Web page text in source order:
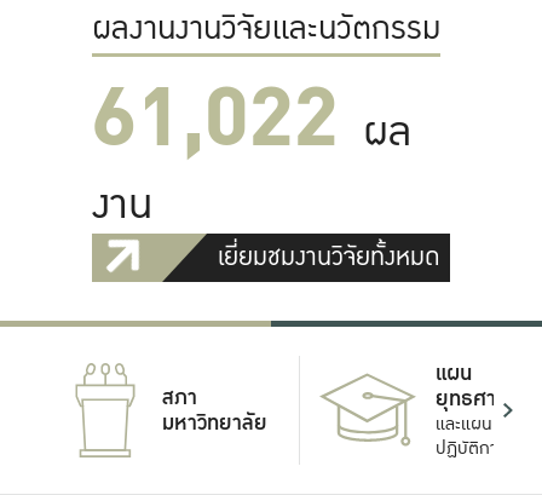
ผลงานงานวิจัยและนวัตกรรม
61,022 ผล
งาน
เยี่ยมชมงานวิจัยทั้งหมด
สภา
มหาวิทยาลัย
แผน
ยุทธศาสตร์
และแผน
ปฏิบัติการ